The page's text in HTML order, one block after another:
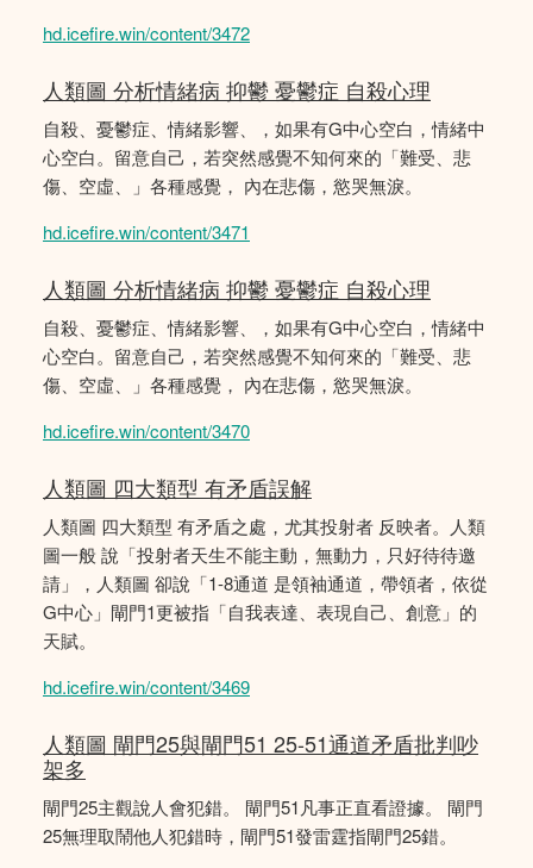
hd.icefire.win/content/3472
人類圖 分析情緒病 抑鬱 憂鬱症 自殺心理
自殺、憂鬱症、情緒影響、，如果有G中心空白，情緒中
心空白。留意自己，若突然感覺不知何來的「難受、悲
傷、空虛、」各種感覺， 內在悲傷，慾哭無淚。
hd.icefire.win/content/3471
人類圖 分析情緒病 抑鬱 憂鬱症 自殺心理
自殺、憂鬱症、情緒影響、，如果有G中心空白，情緒中
心空白。留意自己，若突然感覺不知何來的「難受、悲
傷、空虛、」各種感覺， 內在悲傷，慾哭無淚。
hd.icefire.win/content/3470
人類圖 四大類型 有矛盾誤解
人類圖 四大類型 有矛盾之處，尤其投射者 反映者。人類
圖一般 說「投射者天生不能主動，無動力，只好待待邀
請」，人類圖 卻說「1-8通道 是領袖通道，帶領者，依從
G中心」閘門1更被指「自我表達、表現自己、創意」的
天賦。
hd.icefire.win/content/3469
人類圖 閘門25與閘門51 25-51通道矛盾批判吵
架多
閘門25主觀說人會犯錯。 閘門51凡事正直看證據。 閘門
25無理取鬧他人犯錯時，閘門51發雷霆指閘門25錯。